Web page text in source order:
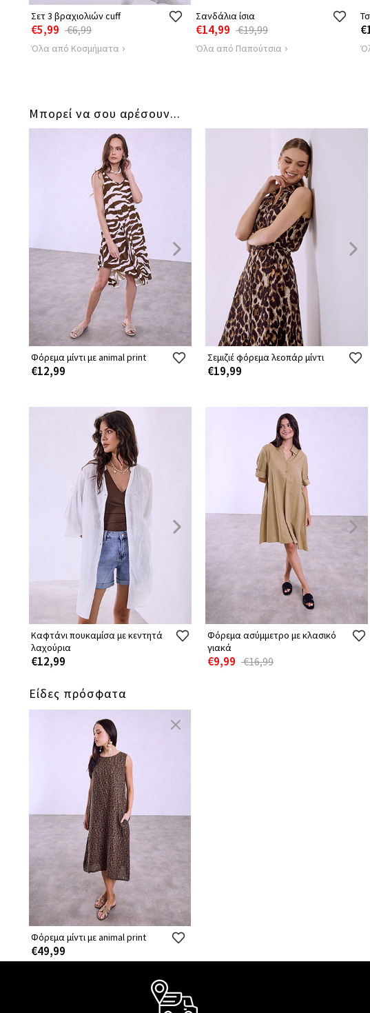
Σετ 3 βραχιολιών cuff
€5,99 €6,99
Όλα από Κοσμήματα
Σανδάλια ίσια
€14,99 €19,99
Όλα από Παπούτσια
Μπορεί να σου αρέσουν...
Φόρεμα μίντι με animal print
€12,99
Σεμιζιέ φόρεμα λεοπάρ μίντι
€19,99
Καφτάνι πουκαμίσα με κεντητά
λαχούρια
€12,99
Φόρεμα ασύμμετρο με κλασικό
γιακά
€9,99 €16,99
Είδες πρόσφατα
Φόρεμα μίντι με animal print
€49,99